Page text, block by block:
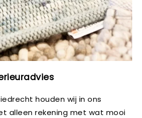
houden wij in ons
alleen rekening met wat mooi